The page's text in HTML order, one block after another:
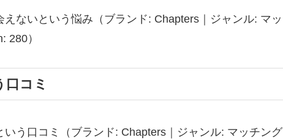
えないという悩み（ブランド: Chapters｜ジャンル: マッ
280）
コミ
いう口コミ（ブランド: Chapters｜ジャンル: マッチング